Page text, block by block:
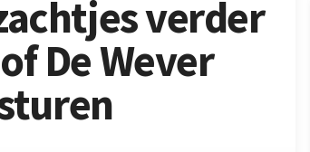
verder
De Wever